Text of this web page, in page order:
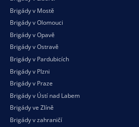
Brigády v Mostě
Brigády v Olomouci
Brigády v Opavě
Brigády v Ostravě
Brigády v Pardubicích
Brigády v Plzni
Brigády v Praze
Brigády v Ústí nad Labem
Brigády ve Zlíně
Brigády v zahraničí